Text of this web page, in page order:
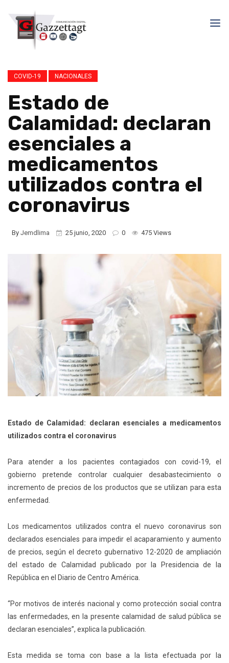
COVID-19 NACIONALES
Estado de
Calamidad: declaran
esenciales a
medicamentos
utilizados contra el
coronavirus
By Jemdlima 25 junio, 2020 0 475 Views
Estado de Calamidad: declaran esenciales a medicamentos
utilizados contra el coronavirus
Para atender a los pacientes contagiados con covid-19, el
gobierno pretende controlar cualquier desabastecimiento o
incremento de precios de los productos que se utilizan para esta
enfermedad.
Los medicamentos utilizados contra el nuevo coronavirus son
declarados esenciales para impedir el acaparamiento y aumento
de precios, según el decreto gubernativo 12-2020 de ampliación
del estado de Calamidad publicado por la Presidencia de la
República en el Diario de Centro América.
“Por motivos de interés nacional y como protección social contra
las enfermedades, en la presente calamidad de salud pública se
declaran esenciales”, explica la publicación.
Esta medida se toma con base a la lista efectuada por la